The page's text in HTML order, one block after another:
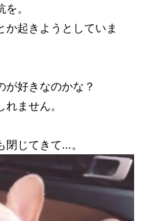
。
起きようとしていま
が好きなのかな？
ません。
閉じてきて…。